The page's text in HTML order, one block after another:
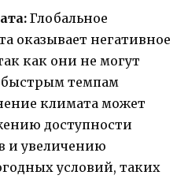
Глобальное
оказывает негативное
как они не могут
быстрым темпам
климата может
доступности
и увеличению
условий, таких